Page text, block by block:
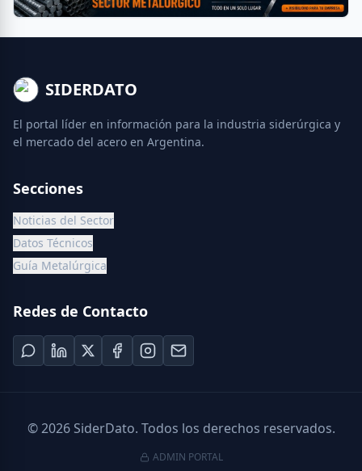
SIDERDATO
El portal líder en información para la industria siderúrgica y
el mercado del acero en Argentina.
Secciones
Noticias del Sector
Datos Técnicos
Guía Metalúrgica
Redes de Contacto
©2026SiderDato. Todos los derechos reservados.
ADMIN PORTAL